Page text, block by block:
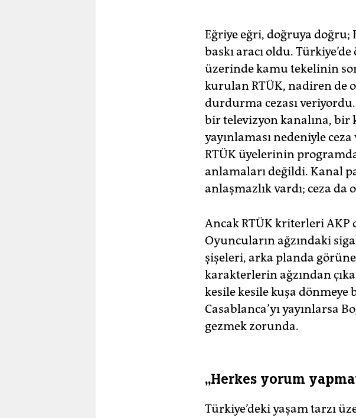
Eğriye eğri, doğruya
baskı aracı oldu.
üzerinde kamu tekelinin
kurulan RTÜK, nadiren de
durdurma cezası veriyordu.
bir televizyon kanalına, bir
yayınlaması nedeniyle
RTÜK üyelerinin
anlamaları değildi. Kanal
anlaşmazlık vardı; ceza da
Ancak RTÜK kriterleri AKP
Oyuncuların ağzındaki
şişeleri, arka planda
karakterlerin ağzından
kesile kesile kuşa dönmeye
Casablanca’yı yayınlarsa
gezmek zorunda.
„Herkes yorum
Türkiye’deki yaşam tarzı